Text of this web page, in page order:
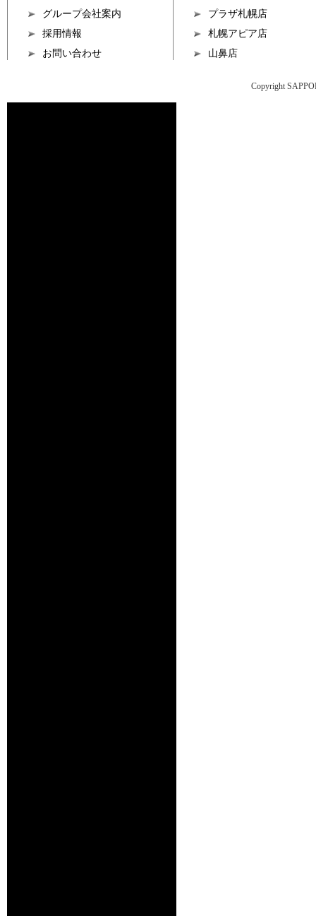
グループ会社案内
採用情報
お問い合わせ
プラザ札幌店
札幌アピア店
山鼻店
Copyright